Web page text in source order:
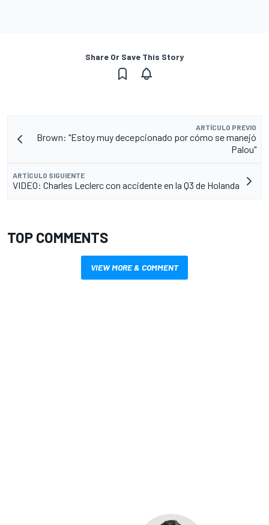
Share Or Save This Story
ARTÍCULO PREVIO
Brown: "Estoy muy decepcionado por cómo se manejó
Palou"
ARTÍCULO SIGUIENTE
VIDEO: Charles Leclerc con accidente en la Q3 de Holanda
TOP COMMENTS
VIEW MORE & COMMENT